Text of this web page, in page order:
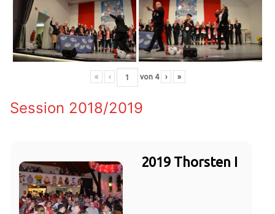
« ‹ von 4 › »
Session 2018/2019
2019 Thorsten I